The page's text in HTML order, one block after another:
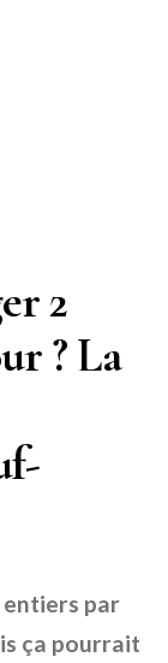
2
? La
par
ça pourrait